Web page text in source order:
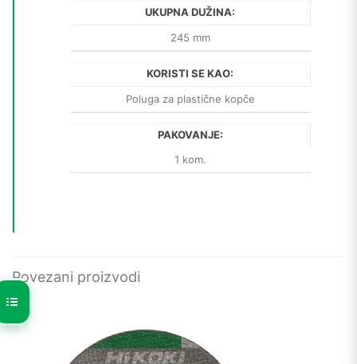
UKUPNA DUŽINA:
245 mm
KORISTI SE KAO:
Poluga za plastične kopče
PAKOVANJE:
1 kom.
Povezani proizvodi